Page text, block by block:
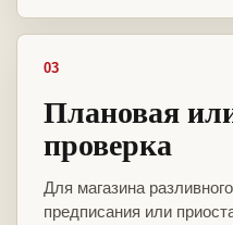
03
Плановая
проверка
Для магазина
предписания или